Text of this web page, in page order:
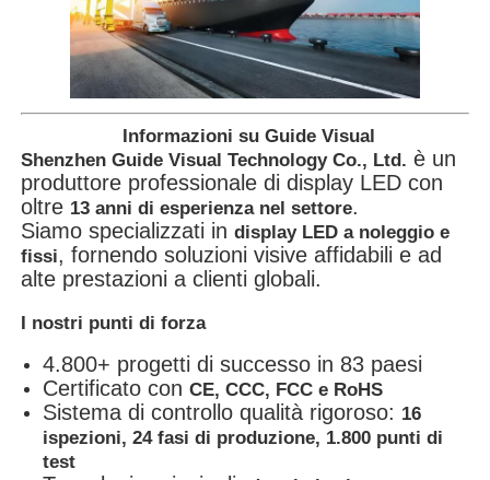
Informazioni su Guide Visual
Shenzhen Guide Visual Technology Co., Ltd. è un
produttore professionale di display LED con
oltre 13 anni di esperienza nel settore.
Siamo specializzati indisplay LED a noleggio e
fissi, fornendo soluzioni visive affidabili e ad
alte prestazioni a clienti globali.
I nostri punti di forza
4.800+ progetti di successo in 83 paesi
Certificato conCE, CCC, FCC e RoHS
Sistema di controllo qualità rigoroso: 16
ispezioni, 24 fasi di produzione, 1.800 punti di
test